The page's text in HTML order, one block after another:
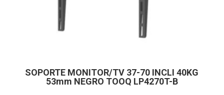
SOPORTE MONITOR/TV 37-70 INCLI 40KG
53mm NEGRO TOOQ LP4270T-B